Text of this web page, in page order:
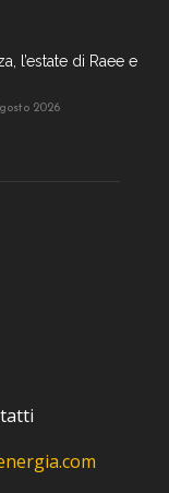
l’estate di Raee e
2026